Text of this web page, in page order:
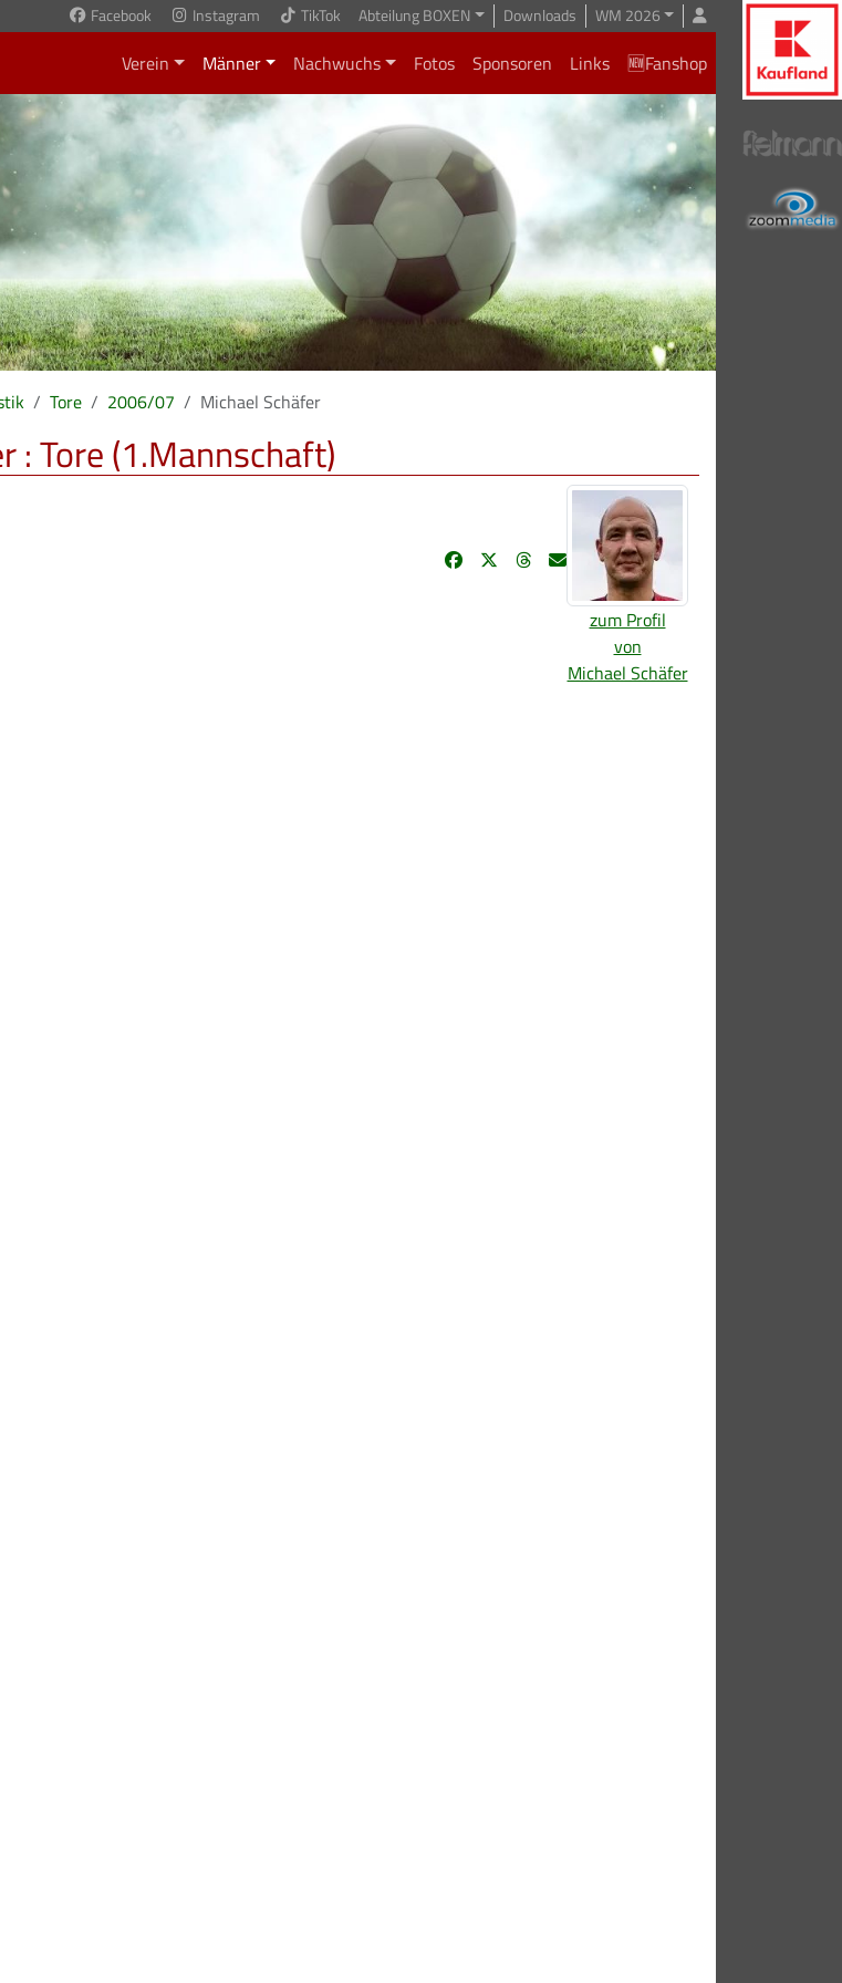
Facebook Instagram TikTok Abteilung BOXEN Downloads WM 2026
Verein Männer Nachwuchs Fotos Sponsoren Links 🆕Fanshop
Tore 2006/07 Michael Schäfer
: Tore (1.Mannschaft)
zum Profil
von
Michael Schäfer